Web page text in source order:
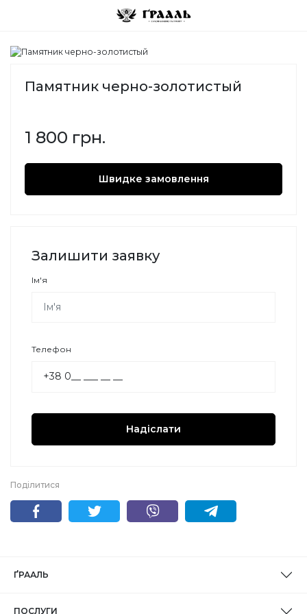
Памятник черно-золотистый
1 800 грн.
Швидке замовлення
Залишити заявку
Ім'я
Телефон
Надіслати
Поділитися
ҐРААЛЬ
ПОСЛУГИ